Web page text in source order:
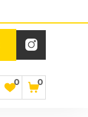
0 0